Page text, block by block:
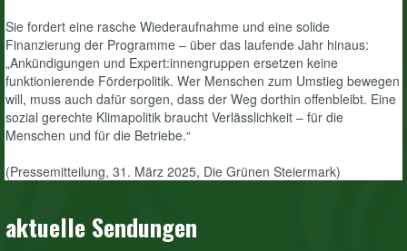
Sie fordert eine rasche Wiederaufnahme und eine solide
Finanzierung der Programme – über das laufende Jahr hinaus:
„Ankündigungen und Expert:innengruppen ersetzen keine
funktionierende Förderpolitik. Wer Menschen zum Umstieg bewegen
will, muss auch dafür sorgen, dass der Weg dorthin offenbleibt. Eine
sozial gerechte Klimapolitik braucht Verlässlichkeit – für die
Menschen und für die Betriebe.“
(Pressemitteilung, 31. März 2025, Die Grünen Steiermark)
aktuelle Sendungen